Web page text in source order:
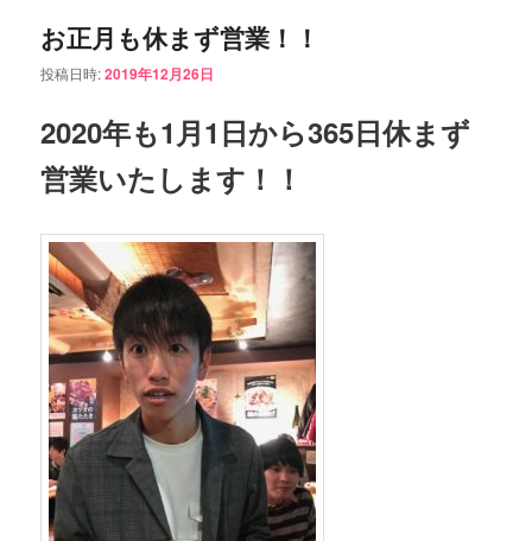
ン
ン
ツ
へ
移
動
テ
ツ
へ
移
動
お正月も休まず営業！！
投稿日時:2019年12月26日
2020年も1月1日から365日休まず
営業いたします！！